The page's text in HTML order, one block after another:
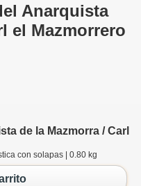
Anarquista
el Mazmorrero
de la Mazmorra / Carl
con solapas | 0.80 kg